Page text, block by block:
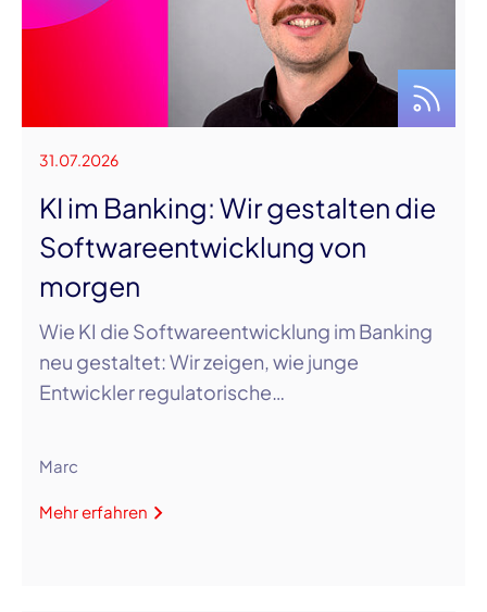
31.07.2026
KI im Banking: Wir gestalten die
Softwareentwicklung von
morgen
Wie KI die Softwareentwicklung im Banking
neu gestaltet: Wir zeigen, wie junge
Entwickler regulatorische…
Marc
Mehr erfahren